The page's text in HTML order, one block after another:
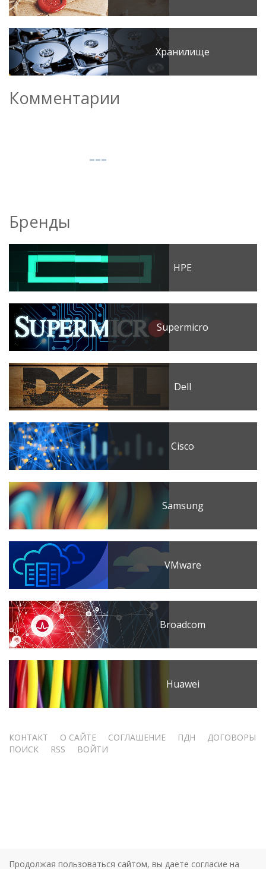
Хранилище
Комментарии
Бренды
HPE
Supermicro
Dell
Cisco
Samsung
VMware
Broadcom
Huawei
Меню
КОНТАКТ О САЙТЕ СОГЛАШЕНИЕ ПДН
ДОГОВОРЫ
ПОИСК
RSS ВОЙТИ
Продолжая пользоваться сайтом, вы даете согласие на